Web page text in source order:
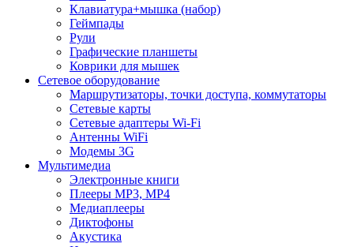
Клавиатура+мышка (набор)
Геймпады
Рули
Графические планшеты
Коврики для мышек
Сетевое оборудование
Маршрутизаторы, точки доступа, коммутаторы
Сетевые карты
Сетевые адаптеры Wi-Fi
Антенны WiFi
Модемы 3G
Мультимедиа
Электронные книги
Плееры MP3, MP4
Медиаплееры
Диктофоны
Акустика